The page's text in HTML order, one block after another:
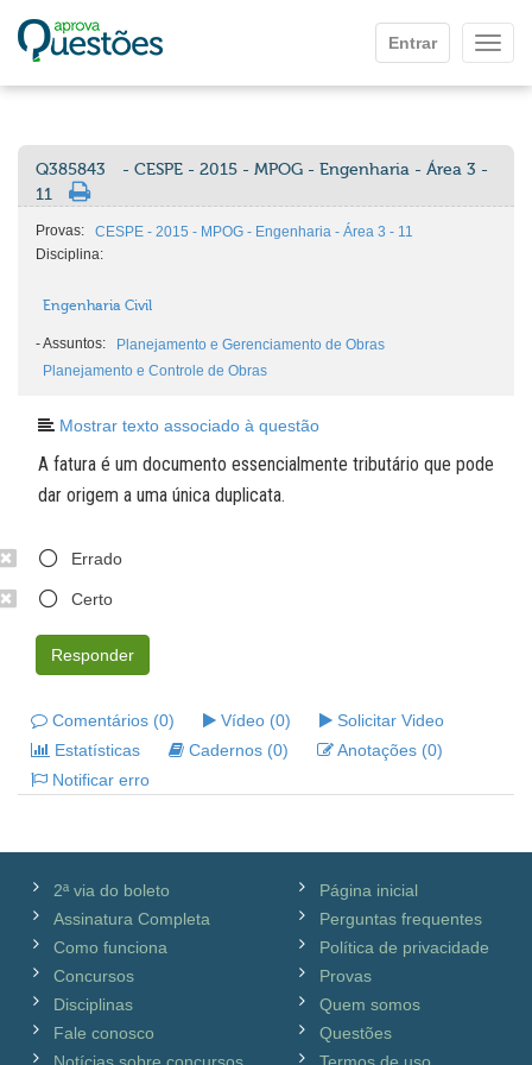
Entrar
Q385843
- CESPE - 2015 - MPOG - Engenharia - Área 3 -
11
Provas:
CESPE - 2015 - MPOG - Engenharia - Área 3 - 11
Disciplina:
Engenharia Civil
-Assuntos:
Planejamento e Gerenciamento de Obras
Planejamento e Controle de Obras
Mostrar texto associado à questão
A fatura é um documento essencialmente tributário que pode
dar origem a uma única duplicata.
Errado
Certo
Responder
Comentários (0) Vídeo (0)
Solicitar Video
Estatísticas
Cadernos (0)
Anotações (0)
Notificar erro
2ª via do boleto
Assinatura Completa
Como funciona
Concursos
Disciplinas
Fale conosco
Página inicial
Perguntas frequentes
Política de privacidade
Provas
Quem somos
Questões